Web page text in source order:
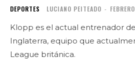
DEPORTES LUCIANO PEITEADO -
Klopp es el actual entrenador
Inglaterra, equipo que
League británica.